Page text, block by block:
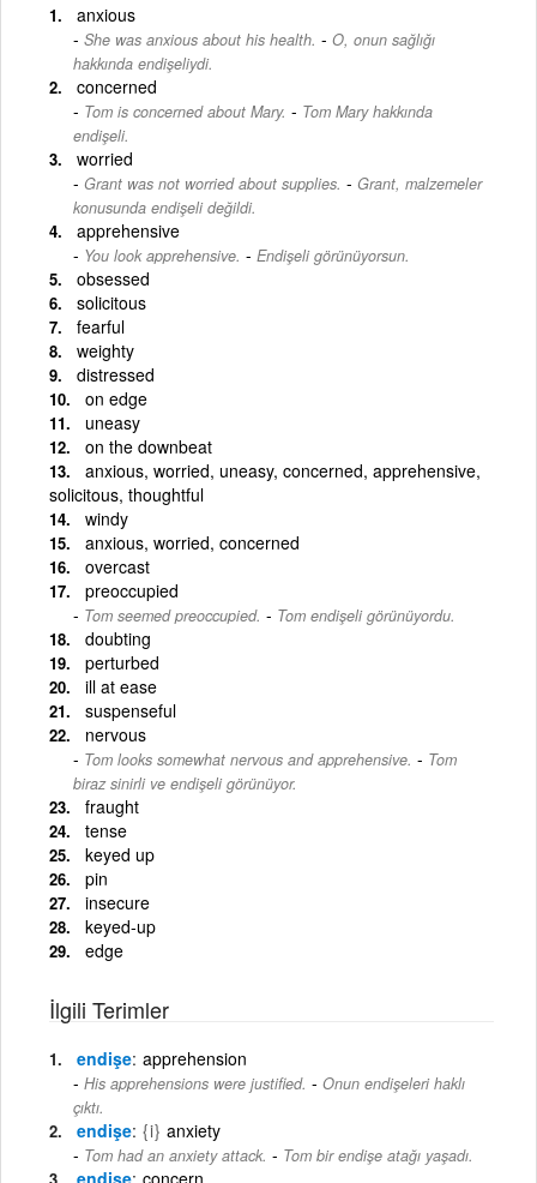
anxious
She was anxious about his health. - O, onun sağlığı
hakkında endişeliydi.
concerned
Tom is concerned about Mary. - Tom Mary hakkında
endişeli.
worried
Grant was not worried about supplies. - Grant, malzemeler
konusunda endişeli değildi.
apprehensive
You look apprehensive. - Endişeli görünüyorsun.
obsessed
solicitous
fearful
weighty
distressed
on edge
uneasy
on the downbeat
anxious, worried, uneasy, concerned, apprehensive,
solicitous, thoughtful
windy
anxious, worried, concerned
overcast
preoccupied
Tom seemed preoccupied. - Tom endişeli görünüyordu.
doubting
perturbed
ill at ease
suspenseful
nervous
Tom looks somewhat nervous and apprehensive. - Tom
biraz sinirli ve endişeli görünüyor.
fraught
tense
keyed up
pin
insecure
keyed-up
edge
İlgili Terimler
endişe apprehension
His apprehensions were justified. - Onun endişeleri haklı
çıktı.
endişe {i} anxiety
Tom had an anxiety attack. - Tom bir endişe atağı yaşadı.
endişe concern